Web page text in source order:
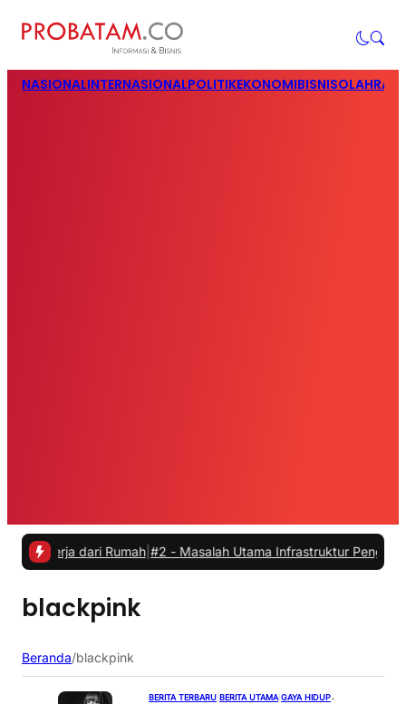
NASIONALINTERNASIONALPOLITIKEKONOMIBISNIS
dari Rumah |#2 -Masalah Utama Infrastruktur Pengisian
blackpink
Beranda/blackpink
BERITA TERBARU BERITA UTAMA GAYA HIDUP•